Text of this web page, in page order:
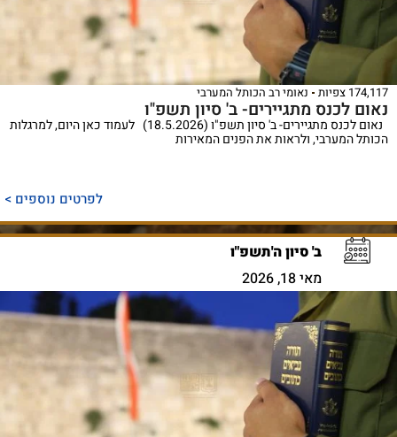
174,117 צפיות נאומי רב הכותל המערבי
נאום לכנס מתגיירים- ב' סיון תשפ"ו
נאום לכנס מתגיירים- ב' סיון תשפ"ו (18.5.2026) לעמוד כאן היום, למרגלות
הכותל המערבי, ולראות את הפנים המאירות
לפרטים נוספים >
ב' סיון ה'תשפ"ו
מאי 18, 2026